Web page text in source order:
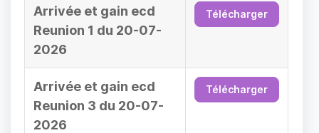
Arrivée et gain ecd
Reunion 1 du 20-07-
2026
Télécharger
Arrivée et gain ecd
Reunion 3 du 20-07-
2026
Télécharger